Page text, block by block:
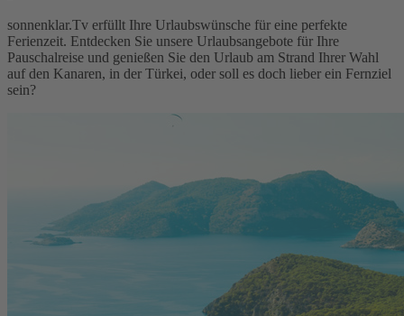
sonnenklar.Tv erfüllt Ihre Urlaubswünsche für eine perfekte
Ferienzeit. Entdecken Sie unsere Urlaubsangebote für Ihre
Pauschalreise und genießen Sie den Urlaub am Strand Ihrer Wahl
auf den Kanaren, in der Türkei, oder soll es doch lieber ein Fernziel
sein?